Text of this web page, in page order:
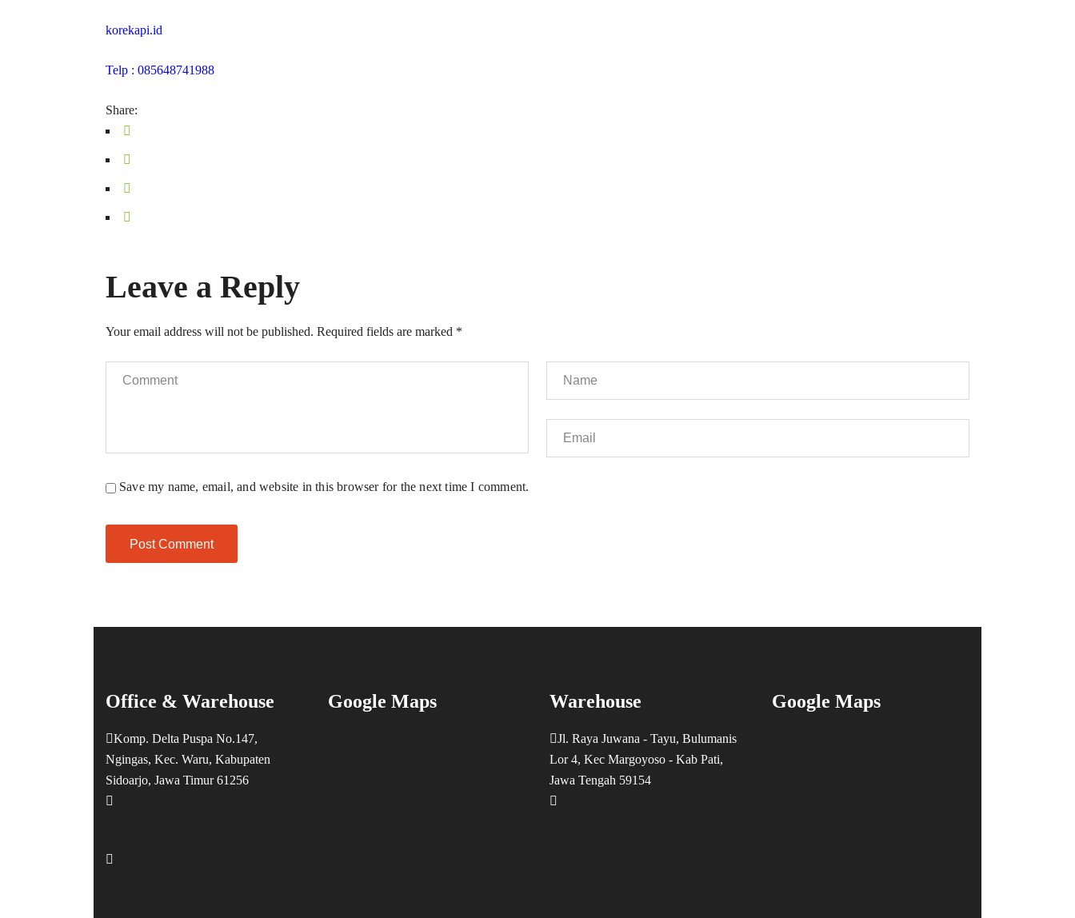
korekapi.id
Telp : 085648741988
Share:
Leave a Reply
Your email address will not be published. Required fields are marked *
Save my name, email, and website in this browser for the next time I comment.
Office & Warehouse
Komp. Delta Puspa No.147,
Ngingas, Kec. Waru, Kabupaten
Sidoarjo, Jawa Timur 61256
Google Maps Warehouse
Jl. Raya Juwana - Tayu, Bulumanis
Lor 4, Kec Margoyoso - Kab Pati,
Jawa Tengah 59154
Google Maps